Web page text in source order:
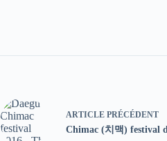
ARTICLE PRÉCÉDENT
Chimac (치맥) festival